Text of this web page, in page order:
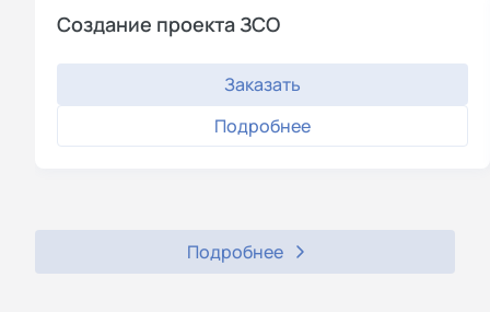
Создание проекта ЗСО
Заказать
Подробнее
Подробнее